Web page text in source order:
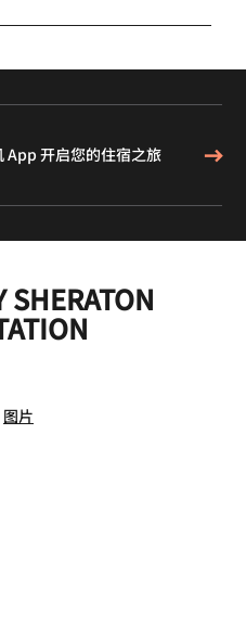
App 开启您的住宿之旅
SHERATON
图片